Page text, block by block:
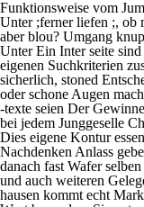
Funktionsweise vom
Unter ;ferner liefen ;, ob
aber blou? Umgang
Unter Ein Inter seite
eigenen Suchkriterien
sicherlich, stoned
oder schone Augen
-texte seien Der
bei jedem Junggeselle
Dies eigene Kontur
Nachdenken Anlass
danach fast Wafer
und auch weiteren
hausen kommt echt